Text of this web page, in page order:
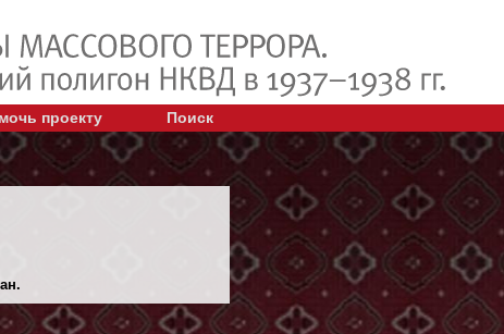
проекту Поиск